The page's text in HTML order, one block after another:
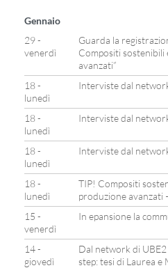
Gennaio
29 -
venerdì
Guarda la
Compositi sostenibili
avanzati”
18 -
lunedì
Interviste dal
18 -
lunedì
Interviste dal
18 -
lunedì
Interviste dal
18 -
lunedì
TIP! Compositi
produzione avanzati
15 -
venerdì
In epansione la
14 -
giovedì
Dal network di UBE2
step: tesi di Laurea e